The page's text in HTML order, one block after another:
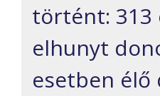
történt: 313
elhunyt
esetben